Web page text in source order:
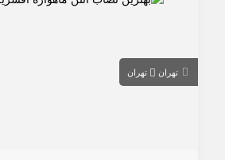
تهران تهران